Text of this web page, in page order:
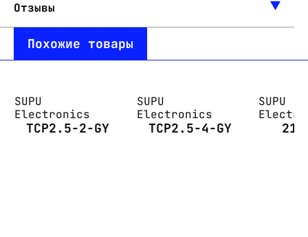
Отзывы
Похожие товары
SUPU
Electronics
TCP2.5-2-GY
SUPU
Electronics
TCP2.5-4-GY
SUPU